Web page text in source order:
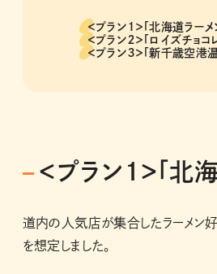
＜プラン１＞「北海道ラー
＜プラン２＞「ロイズチョコ
＜プラン３＞「新千歳空港
＜プラン１＞「北
道内の人気店が集合したラーメン好
を想定しました。